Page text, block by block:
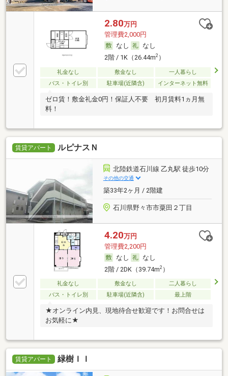
2.80万円
管理費2,000円
なし
なし
2階 / 1K（26.44m2）
礼金なし 敷金なし
一人暮らし
バス・トイレ別
駐車場(近隣含) インターネット無料
ゼロ賃！敷金礼金0円！保証人不要 初月賃料1ヵ月無
料！
賃貸アパート ルピナスＮ
北陸鉄道石川線 乙丸駅 徒歩10分
その他の交通
築33年2ヶ月 / 2階建
石川県野々市市粟田２丁目
4.20万円
管理費2,200円
なし
なし
2階 / 2DK（39.74m2）
礼金なし 敷金なし
二人暮らし
バス・トイレ別
駐車場(近隣含) 最上階
★オンライン内見、現地待合せ歓迎です！お問合せは
お気軽に★
賃貸アパート 緑樹ＩＩ